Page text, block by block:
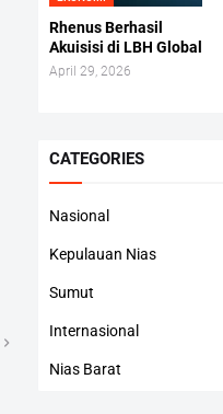
Rhenus Berhasil
Akuisisi di LBH Global
April 29, 2026
CATEGORIES
Nasional
Kepulauan Nias
Sumut
Internasional
Nias Barat